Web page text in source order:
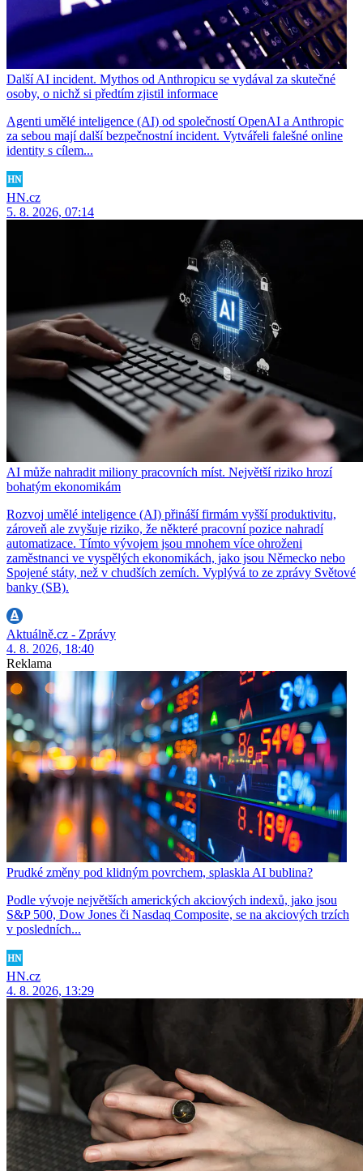
Další AI incident. Mythos od Anthropicu se vydával za skutečné
osoby, o nichž si předtím zjistil informace
Agenti umělé inteligence (AI) od společností OpenAI a Anthropic
za sebou mají další bezpečnostní incident. Vytvářeli falešné online
identity s cílem...
HN.cz
5. 8. 2026, 07:14
AI může nahradit miliony pracovních míst. Největší riziko hrozí
bohatým ekonomikám
Rozvoj umělé inteligence (AI) přináší firmám vyšší produktivitu,
zároveň ale zvyšuje riziko, že některé pracovní pozice nahradí
automatizace. Tímto vývojem jsou mnohem více ohroženi
zaměstnanci ve vyspělých ekonomikách, jako jsou Německo nebo
Spojené státy, než v chudších zemích. Vyplývá to ze zprávy Světové
banky (SB).
Aktuálně.cz - Zprávy
4. 8. 2026, 18:40
Reklama
Prudké změny pod klidným povrchem, splaskla AI bublina?
Podle vývoje největších amerických akciových indexů, jako jsou
S&P 500, Dow Jones či Nasdaq Composite, se na akciových trzích
v posledních...
HN.cz
4. 8. 2026, 13:29